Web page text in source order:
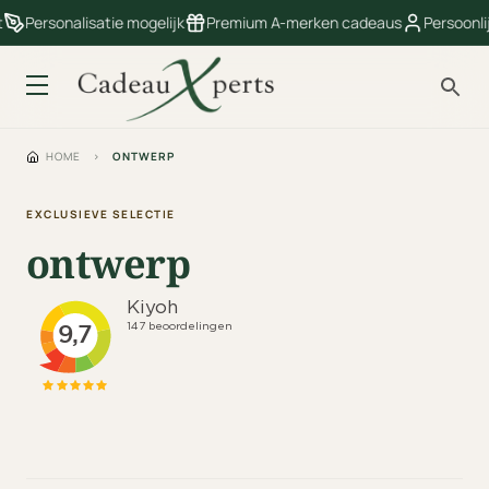
Personalisatie mogelijk Premium A-merken cadeaus
HOME › ONTWERP
EXCLUSIEVE SELECTIE
ontwerp